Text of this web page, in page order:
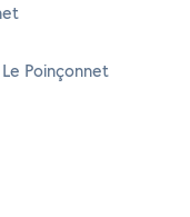
Poinçonnet